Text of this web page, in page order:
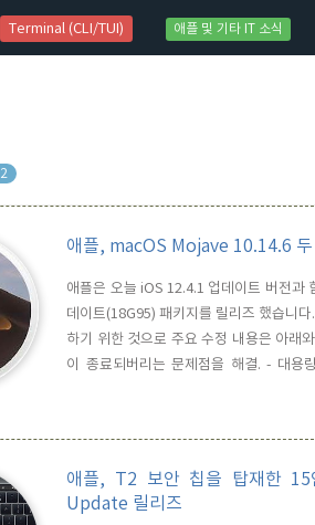
Terminal (CLI/TUI) 애플 및 기타 IT 소식
2
애플, macOS Mojave 10.14.6
애플은 오늘 iOS 12.4.1 업데이트 버전
데이트(18G95) 패키지를 릴리즈 했습니
하기 위한 것으로 주요 수정 내용은 아
이 종료되버리는 문제점을 해결. - 대용
Keynote, Numbers, iMovie,
애플, T2 보안 칩을 탑재한
Update 릴리즈